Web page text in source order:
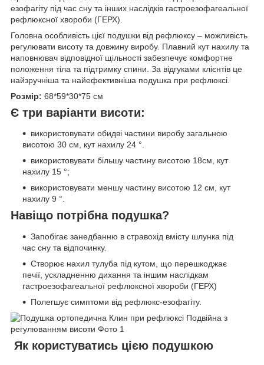
езофагіту під час сну та інших наслідків гастроезофагеальної
рефлюксної хвороби (ГЕРХ).
Головна особливість цієї подушки від рефлюксу – можливість
регулювати висоту та довжину виробу. Плавний кут нахилу та
наповнювач відповідної щільності забезпечує комфортне
положення тіла та підтримку спини. За відгуками клієнтів це
найзручніша та найефективніша подушка при рефлюксі.
Розмір: 68*59*30*75 см
Є три варіанти висоти:
використовувати обидві частини виробу загальною
висотою 30 см, кут нахилу 24 °.
використовувати більшу частину висотою 18см, кут
нахилу 15 °;
використовувати меншу частину висотою 12 см, кут
нахилу 9 °.
Навіщо потрібна подушка?
Запобігає занедбанню в стравохід вмісту шлунка під
час сну та відпочинку.
Створює нахил тулуба під кутом, що перешкоджає
печії, ускладненню дихання та іншим наслідкам
гастроезофагеальної рефлюксної хвороби (ГЕРХ)
Полегшує симптоми від рефлюкс-езофагіту.
Як користуватись цією подушкою